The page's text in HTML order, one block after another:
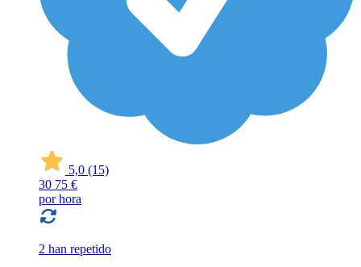
5,0 (15)
30 75 €
por hora
2 han repetido